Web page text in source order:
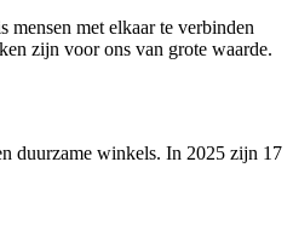
met elkaar te verbinden
zijn voor ons van grote waarde.
duurzame winkels. In 2025 zijn 17